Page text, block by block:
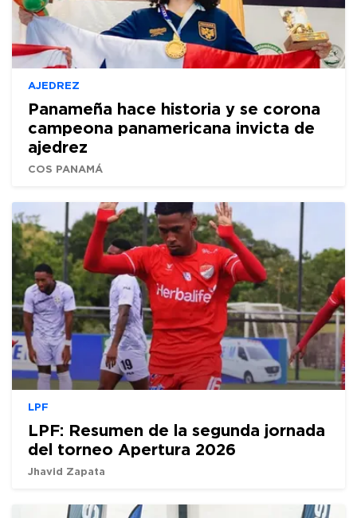
AJEDREZ
Panameña hace historia y se corona
campeona panamericana invicta de
ajedrez
COS PANAMÁ
LPF
LPF: Resumen de la segunda jornada
del torneo Apertura 2026
Jhavid Zapata